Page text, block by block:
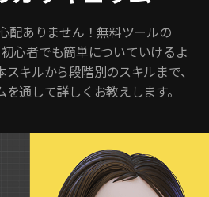
配ありません！無料ツールの
心者でも簡単についていけるよ
キルから段階別のスキルまで、
通して詳しくお教えします。